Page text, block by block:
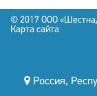
© 2017 OOO
Карта сайта
Россия,